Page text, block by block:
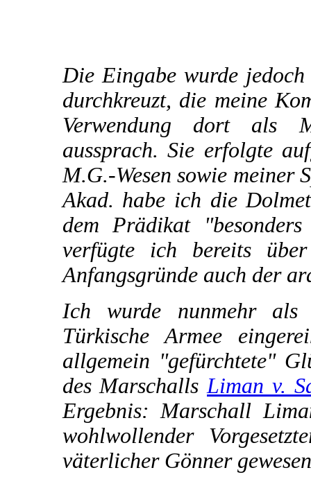
Die Eingabe wurde
durchkreuzt, die meine
Verwendung dort als
aussprach. Sie erfolgte
M.G.-Wesen sowie meiner
Akad. habe ich die
dem Prädikat "besonders
verfügte ich bereits
Anfangsgründe auch der
Ich wurde nunmehr
Türkische Armee
allgemein "gefürchtete"
des Marschalls Liman v.
Ergebnis: Marschall
wohlwollender
väterlicher Gönner